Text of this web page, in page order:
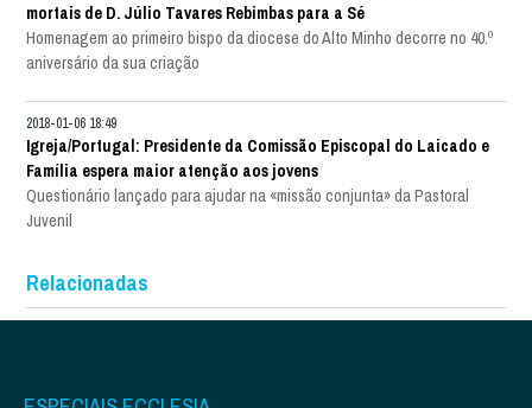
mortais de D. Júlio Tavares Rebimbas para a Sé
Homenagem ao primeiro bispo da diocese do Alto Minho decorre no 40.º
aniversário da sua criação
2018-01-06 18:49
Igreja/Portugal: Presidente da Comissão Episcopal do Laicado e
Família espera maior atenção aos jovens
Questionário lançado para ajudar na «missão conjunta» da Pastoral
Juvenil
Relacionadas